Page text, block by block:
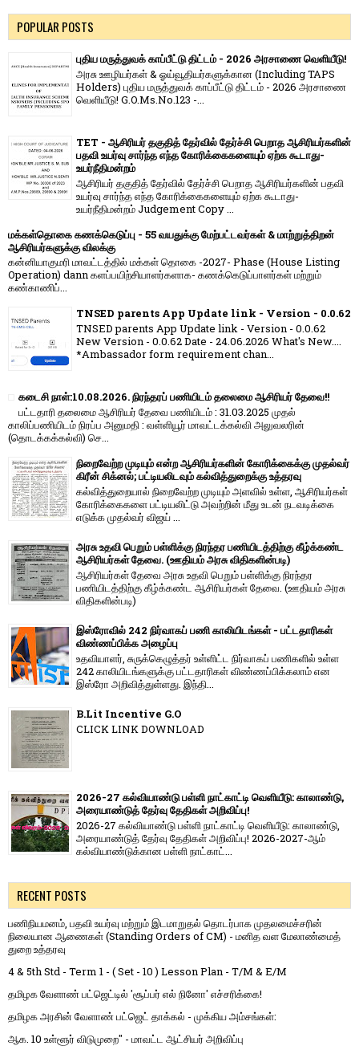
POPULAR POSTS
புதிய மருத்துவக் காப்பீட்டு திட்டம் - 2026 அரசாணை வெளியீடு!
அரசு ஊழியர்கள் & ஓய்வூதியர்களுக்கான (Including TAPS
Holders) புதிய மருத்துவக் காப்பீட்டு திட்டம் - 2026 அரசாணை
வெளியீடு! G.O.Ms.No.123 -...
TET - ஆசிரியர் தகுதித் தேர்வில் தேர்ச்சி பெறாத ஆசிரியர்களின்
பதவி உயர்வு சார்ந்த எந்த கோரிக்கைகளையும் ஏற்க கூடாது-
உயர்நீதிமன்றம்
ஆசிரியர் தகுதித் தேர்வில் தேர்ச்சி பெறாத ஆசிரியர்களின் பதவி
உயர்வு சார்ந்த எந்த கோரிக்கைகளையும் ஏற்க கூடாது-
உயர்நீதிமன்றம் Judgement Copy ...
மக்கள்தொகை கணக்கெடுப்பு - 55 வயதுக்கு மேற்பட்டவர்கள் & மாற்றுத்திறன்
ஆசிரியர்களுக்கு விலக்கு
கன்னியாகுமரி மாவட்டத்தில் மக்கள் தொகை -2027- Phase (House Listing
Operation) dann களப்பயிற்சியாளர்களாக- கணக்கெடுப்பாளர்கள் மற்றும்
கண்காணிப்...
TNSED parents App Update link - Version - 0.0.62
TNSED parents App Update link - Version - 0.0.62
New Version - 0.0.62 Date - 24.06.2026 What's New....
*Ambassador form requirement chan...
கடைசி நாள்:10.08.2026. நிரந்தரப் பணியிடம் தலைமை ஆசிரியர் தேவை!!
பட்டதாரி தலைமை ஆசிரியர் தேவை பணியிடம் : 31.03.2025 முதல்
காலிப்பணியிடம் நிரப்ப அனுமதி : வள்ளியூர் மாவட்டக்கல்வி அலுவலரின்
(தொடக்கக்கல்வி) செ...
நிறைவேற்ற முடியும் என்ற ஆசிரியர்களின் கோரிக்கைக்கு முதல்வர்
கிரீன் சிக்னல்; பட்டியலிடவும் கல்வித்துறைக்கு உத்தரவு
கல்வித்துறையால் நிறைவேற்ற முடியும் அளவில் உள்ள, ஆசிரியர்கள்
கோரிக்கைகளை பட்டியலிட்டு அவற்றின் மீது உடன் நடவடிக்கை
எடுக்க முதல்வர் விஜய் ...
அரசு உதவி பெறும் பள்ளிக்கு நிரந்தர பணியிடத்திற்கு கீழ்க்கண்ட
ஆசிரியர்கள் தேவை. (ஊதியம் அரசு விதிகளின்படி)
ஆசிரியர்கள் தேவை அரசு உதவி பெறும் பள்ளிக்கு நிரந்தர
பணியிடத்திற்கு கீழ்க்கண்ட ஆசிரியர்கள் தேவை. (ஊதியம் அரசு
விதிகளின்படி)
இஸ்ரோவில் 242 நிர்வாகப் பணி காலியிடங்கள் - பட்டதாரிகள்
விண்ணப்பிக்க அழைப்பு
உதவியாளர், சுருக்கெழுத்தர் உள்ளிட்ட நிர்வாகப் பணிகளில் உள்ள
242 காலியிடங்களுக்கு பட்டதாரிகள் விண்ணப்பிக்கலாம் என
இஸ்ரோ அறிவித்துள்ளது. இந்தி...
B.Lit Incentive G.O
CLICK LINK DOWNLOAD
2026-27 கல்வியாண்டு பள்ளி நாட்காட்டி வெளியீடு: காலாண்டு,
அரையாண்டுத் தேர்வு தேதிகள் அறிவிப்பு!
2026-27 கல்வியாண்டு பள்ளி நாட்காட்டி வெளியீடு: காலாண்டு,
அரையாண்டுத் தேர்வு தேதிகள் அறிவிப்பு! 2026-2027-ஆம்
கல்வியாண்டுக்கான பள்ளி நாட்காட்...
RECENT POSTS
பணிநியமனம், பதவி உயர்வு மற்றும் இடமாறுதல் தொடர்பாக முதலமைச்சரின்
நிலையான ஆணைகள் (Standing Orders of CM) - மனித வள மேலாண்மைத்
துறை உத்தரவு
4 & 5th Std - Term 1 - ( Set - 10 ) Lesson Plan - T/M & E/M
தமிழக வேளாண் பட்ஜெட்டில் 'சூப்பர் எல் நினோ' எச்சரிக்கை!
தமிழக அரசின் வேளாண் பட்ஜெட் தாக்கல் - முக்கிய அம்சங்கள்:
ஆக. 10 உள்ளூர் விடுமுறை" - மாவட்ட ஆட்சியர் அறிவிப்பு